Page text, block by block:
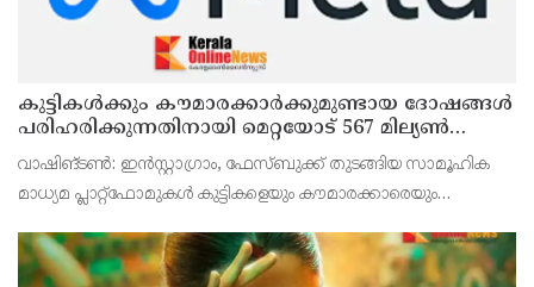
കുട്ടികൾക്കും കൗമാരക്കാർക്കുമുണ്ടായ ദോഷങ്ങൾ
പരിഹരിക്കുന്നതിനായി മെറ്റയോട് 567 മില്യൺ
ഡോളർ നഷ്ടപരിഹാരം നൽകാൻ കോടതി
വാഷിങ്ടൺ: ഇൻസ്റ്റാഗ്രാം, ഫേസ്ബുക്ക് തുടങ്ങിയ സാമൂഹിക
മാധ്യമ പ്ലാറ്റ്‌ഫോമുകൾ കുട്ടികളെയും കൗമാരക്കാരെയും
കനത്ത തിരിച്ചടി. കുട്ടികൾക്കും കൗമാരക്കാർ